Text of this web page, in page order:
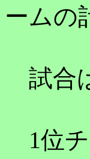
ームの
試合
1位チ